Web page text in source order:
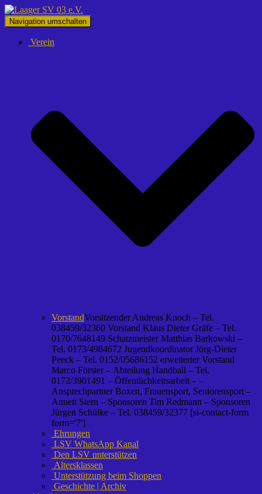
Navigation umschalten
Verein
VorstandVorsitzender Andreas Knoch – Tel.
038459/32360 Vorstand Klaus Dieter Gräfe – Tel.
0170/7648149 Schatzmeister Matthias Barkowski –
Tel. 0173/4984672 Jugendkoordinator Jörg-Dieter
Peeck – Tel. 0152/05686152 erweiterter Vorstand
Marco Förster – Abteilung Handball – Tel.
0172/3901491 – Öffentlichkeitsarbeit – –
Ansprechpartner Boxen, Frauensport, Seniorensport –
Annett Stern – Sponsoren Tim Redmann – Sponsoren
Jürgen Schülke – Tel. 038459/32377 [si-contact-form
form='7']
Ehrungen
LSV WhatsApp Kanal
Den LSV unterstützen
Altersklassen
Unterstützung beim Shoppen
Geschichte | Archiv